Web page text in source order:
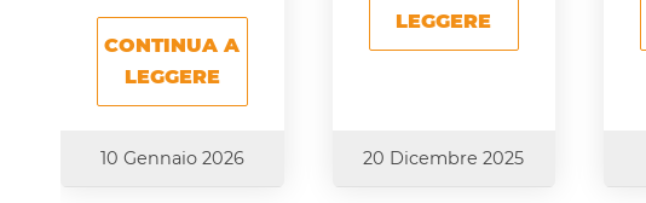
CONTINUA A
LEGGERE
10 Gennaio 2026
LEGGERE
20 Dicembre 2025